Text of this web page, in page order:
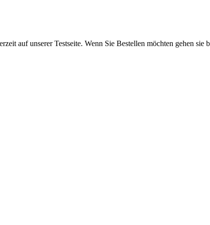
auf unserer Testseite. Wenn Sie Bestellen möchten gehen sie